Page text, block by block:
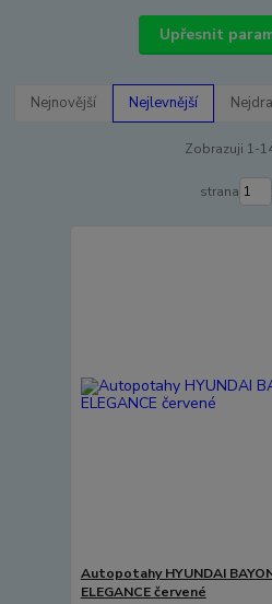
Upřesnit
Nejnovější Nejlevnější
Zobrazuji 1-
strana
Autopotahy HYUNDAI
ELEGANCE červené